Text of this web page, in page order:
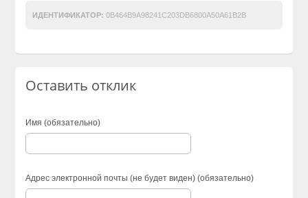
ИДЕНТИФИКАТОР: 0B464B9A98241C203DB6800A50A61B2B
Оставить отклик
Имя (обязательно)
Адрес электронной почты (не будет виден) (обязательно)